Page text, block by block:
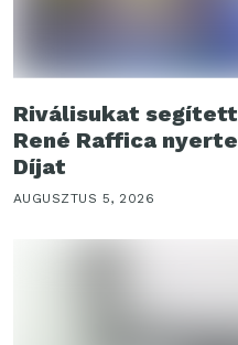
Riválisukat
René Raffica
Díjat
AUGUSZTUS 5, 2026